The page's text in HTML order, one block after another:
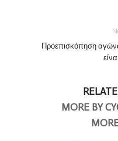
Προεπισκόπηση
MORE BY